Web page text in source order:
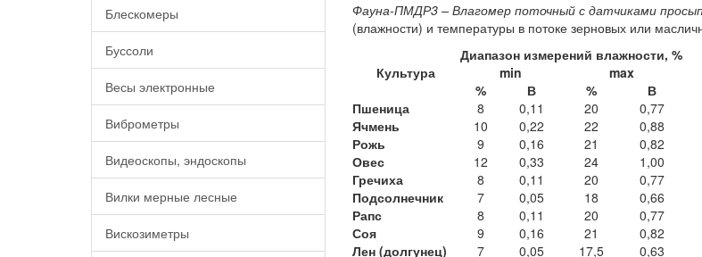
Блескомеры
Буссоли
Весы электронные
Виброметры
Видеоскопы, эндоскопы
Вилки мерные лесные
Вискозиметры
Фауна-ПМДР3 – Влагомер поточный с датчиками
(влажности) и температуры в потоке зерновых или
Культура
Диапазон измерений влажности, %
min
max
%
В %
В
Пшеница
8 0,11 20
0,77
Ячмень
10 0,22 22
0,88
Рожь
9 0,16 21
0,82
Овес
12 0,33 24
1,00
Гречиха
8 0,11 20
0,77
Подсолнечник
7 0,05 18
0,66
Рапс
8 0,11 20
0,77
Соя
9 0,16 21
0,82
Лен (долгунец)
7 0,05 17,5
0,63